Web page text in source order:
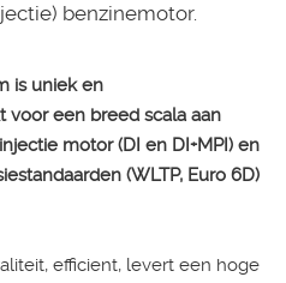
benzinemotor.
is uniek en
voor een breed scala aan
motor (DI en DI+MPI) en
(WLTP, Euro 6D)
efficient, levert een hoge